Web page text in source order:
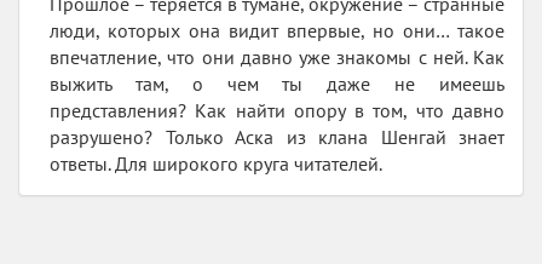
люди, которых она видит впервые, но они… такое
впечатление, что они давно уже знакомы с ней. Как
выжить там, о чем ты даже не имеешь
представления? Как найти опору в том, что давно
разрушено? Только Аска из клана Шенгай знает
ответы. Для широкого круга читателей.